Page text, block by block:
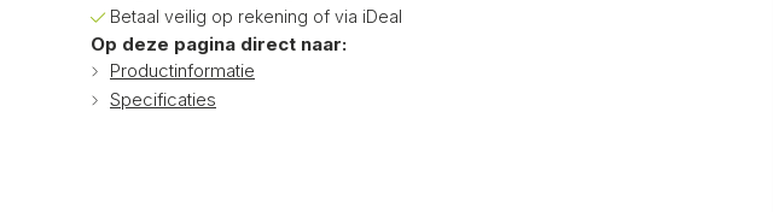
Betaal veilig op rekening of via iDeal
Op deze pagina direct naar:
Productinformatie
Specificaties